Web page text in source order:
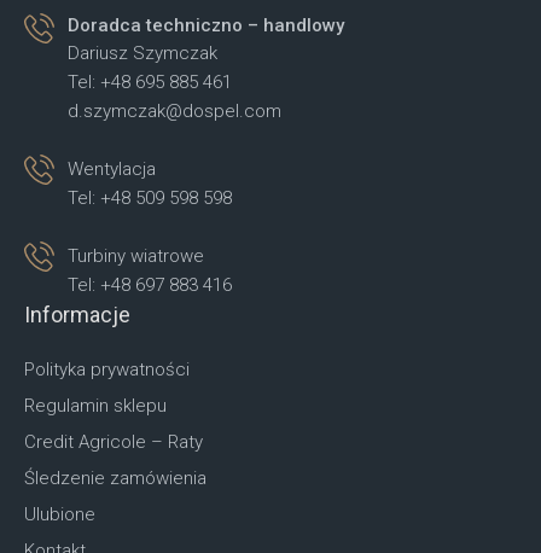
Doradca techniczno – handlowy
Dariusz Szymczak
Tel: +48 695 885 461
d.szymczak@dospel.com
Wentylacja
Tel: +48 509 598 598
Turbiny wiatrowe
Tel: +48 697 883 416
Informacje
Polityka prywatności
Regulamin sklepu
Credit Agricole – Raty
Śledzenie zamówienia
Ulubione